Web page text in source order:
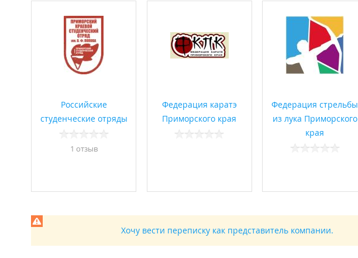
Российские
студенческие отряды
1 отзыв
Федерация каратэ
Приморского края
Федерация стрельбы
из лука Приморского
края
Хочу вести переписку как представитель компании.